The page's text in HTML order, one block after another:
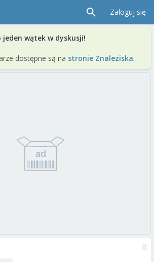
Zaloguj się
wątek w dyskusji!
dostępne są na stronie Znaleziska.